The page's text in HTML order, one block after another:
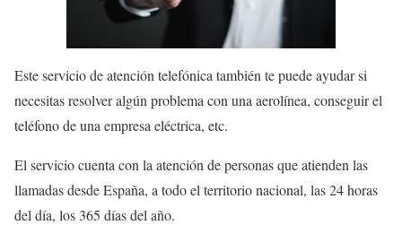
Este servicio de atención telefónica también te puede ayudar si
necesitas resolver algún problema con una aerolínea, conseguir el
teléfono de una empresa eléctrica, etc.
El servicio cuenta con la atención de personas que atienden las
llamadas desde España, a todo el territorio nacional, las 24 horas
del día, los 365 días del año.